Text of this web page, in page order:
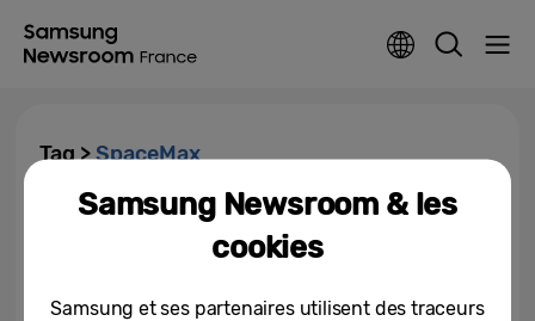
Tag >SpaceMax
Samsung lance le premier
combiné grande capacité de
08-04-2024
Samsung Newsroom & les
cookies
Samsung et ses partenaires utilisent des traceurs